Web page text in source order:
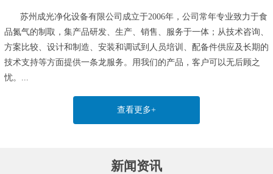
苏州成光净化设备有限公司成立于2006年，公司常年专业致力于食
品氮气的制取，集产品研发、生产、销售、服务于一体；从技术咨询、
方案比较、设计和制造、安装和调试到人员培训、配备件供应及长期的
技术支持等方面提供一条龙服务。用我们的产品，客户可以无后顾之
忧。...
查看更多+
新闻资讯